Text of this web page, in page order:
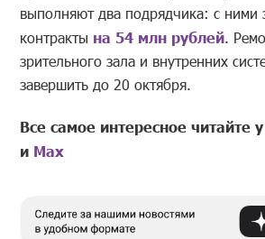
выполняют два подрядчика: с ними
контракты на 54 млн рублей.
зрительного зала и внутренних
завершить до 20 октября.
Все самое интересное читайте
и Mах